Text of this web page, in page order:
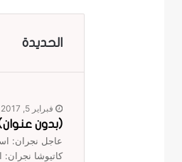
الحديدة
فبراير 5, 2017
(بدون
عاجل نجران:
كاتيوشا